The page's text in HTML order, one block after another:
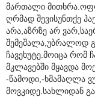
მართალი
ღრმად შევისუნთქე
არა,აზრზე არ
შემეშალა,უბრალოდ
ჩავეხუტე.მოიცა რომ
მკლავებში მყავდა
-წამოდი,-ხმამაღლა
მოვკიდე.სახლიდან